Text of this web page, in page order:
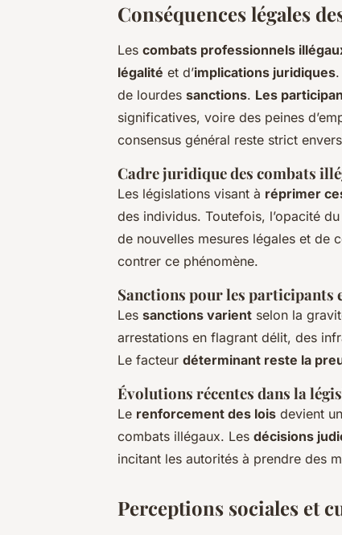
Conséquences légales
Les combats professionnels
légalité et d’implications juridiques
de lourdes sanctions. Les
significatives, voire des peines
consensus général reste strict
Cadre juridique des combats
Les législations visant à réprimer
des individus. Toutefois, l’opacité
de nouvelles mesures légales et de
contrer ce phénomène.
Sanctions pour les participants
Les sanctions varient selon la
arrestations en flagrant délit, des
Le facteur déterminant reste la
Évolutions récentes dans la
Le renforcement des lois devient
combats illégaux. Les décisions
incitant les autorités à prendre des
Perceptions sociales et